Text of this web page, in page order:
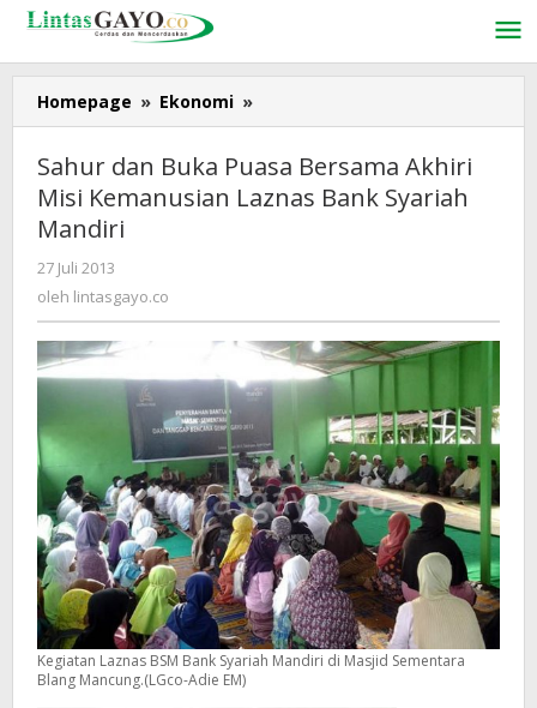
Lewati
konten
Homepage » Ekonomi »
dan
Puasa
Bersama
Bank
Syariah
Mandiri
Sahur dan Buka Puasa Bersama Akhiri
Misi Kemanusian Laznas Bank Syariah
Mandiri
27 Juli 2013
lintasgayo.co
oleh lintasgayo.co
Kegiatan Laznas BSM Bank Syariah Mandiri di Masjid Sementara
Blang Mancung.(LGco-Adie EM)